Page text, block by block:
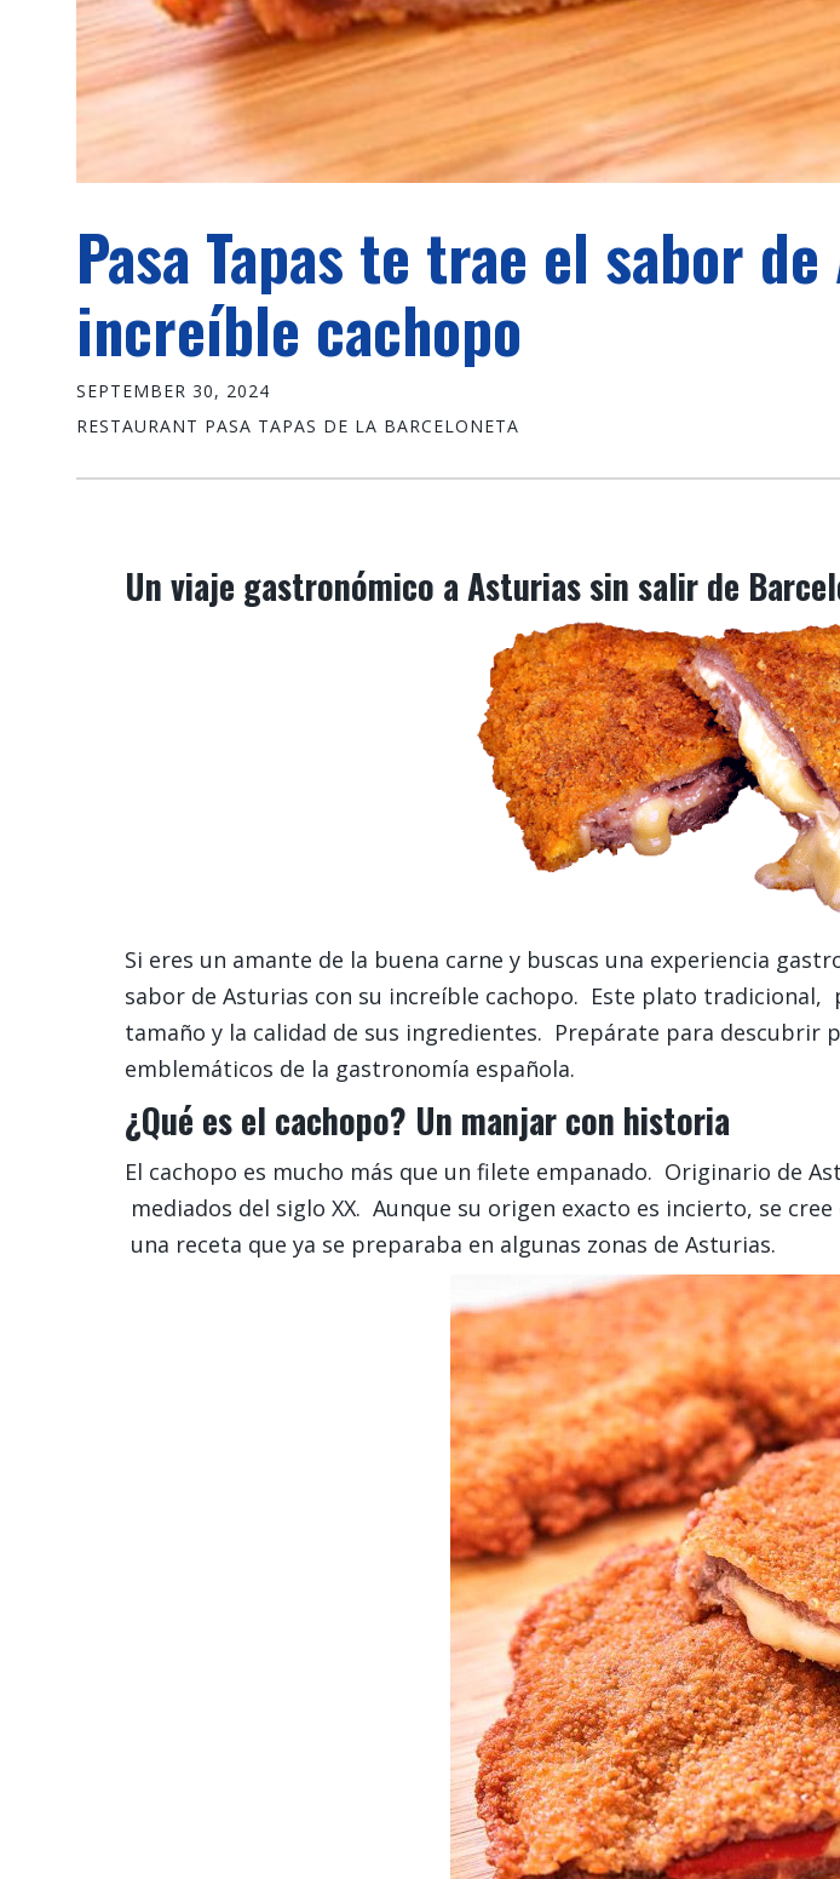
Pasa Tapas te trae el sabor
increíble cachopo
SEPTEMBER 30, 2024
RESTAURANT PASA TAPAS DE LA BARCELONETA
Un viaje gastronómico a Asturias sin salir de
Si eres un amante de la buena carne y buscas una experiencia
sabor de Asturias con su increíble cachopo. Este plato
tamaño y la calidad de sus ingredientes. Prepárate para descubrir
emblemáticos de la gastronomía española.
¿Qué es el cachopo? Un manjar con historia
El cachopo es mucho más que un filete empanado. Originario de
mediados del siglo XX. Aunque su origen exacto es incierto, se
una receta que ya se preparaba en algunas zonas de Asturias.